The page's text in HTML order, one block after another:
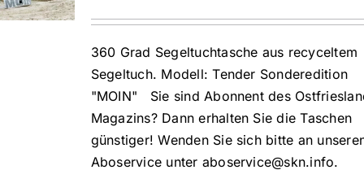
360 Grad Segeltuchtasche aus recyceltem
Segeltuch. Modell: Tender Sonderedition
"MOIN" Sie sind Abonnent des
Magazins? Dann erhalten Sie die Taschen
günstiger! Wenden Sie sich bitte an
Aboservice unter aboservice@skn.info.